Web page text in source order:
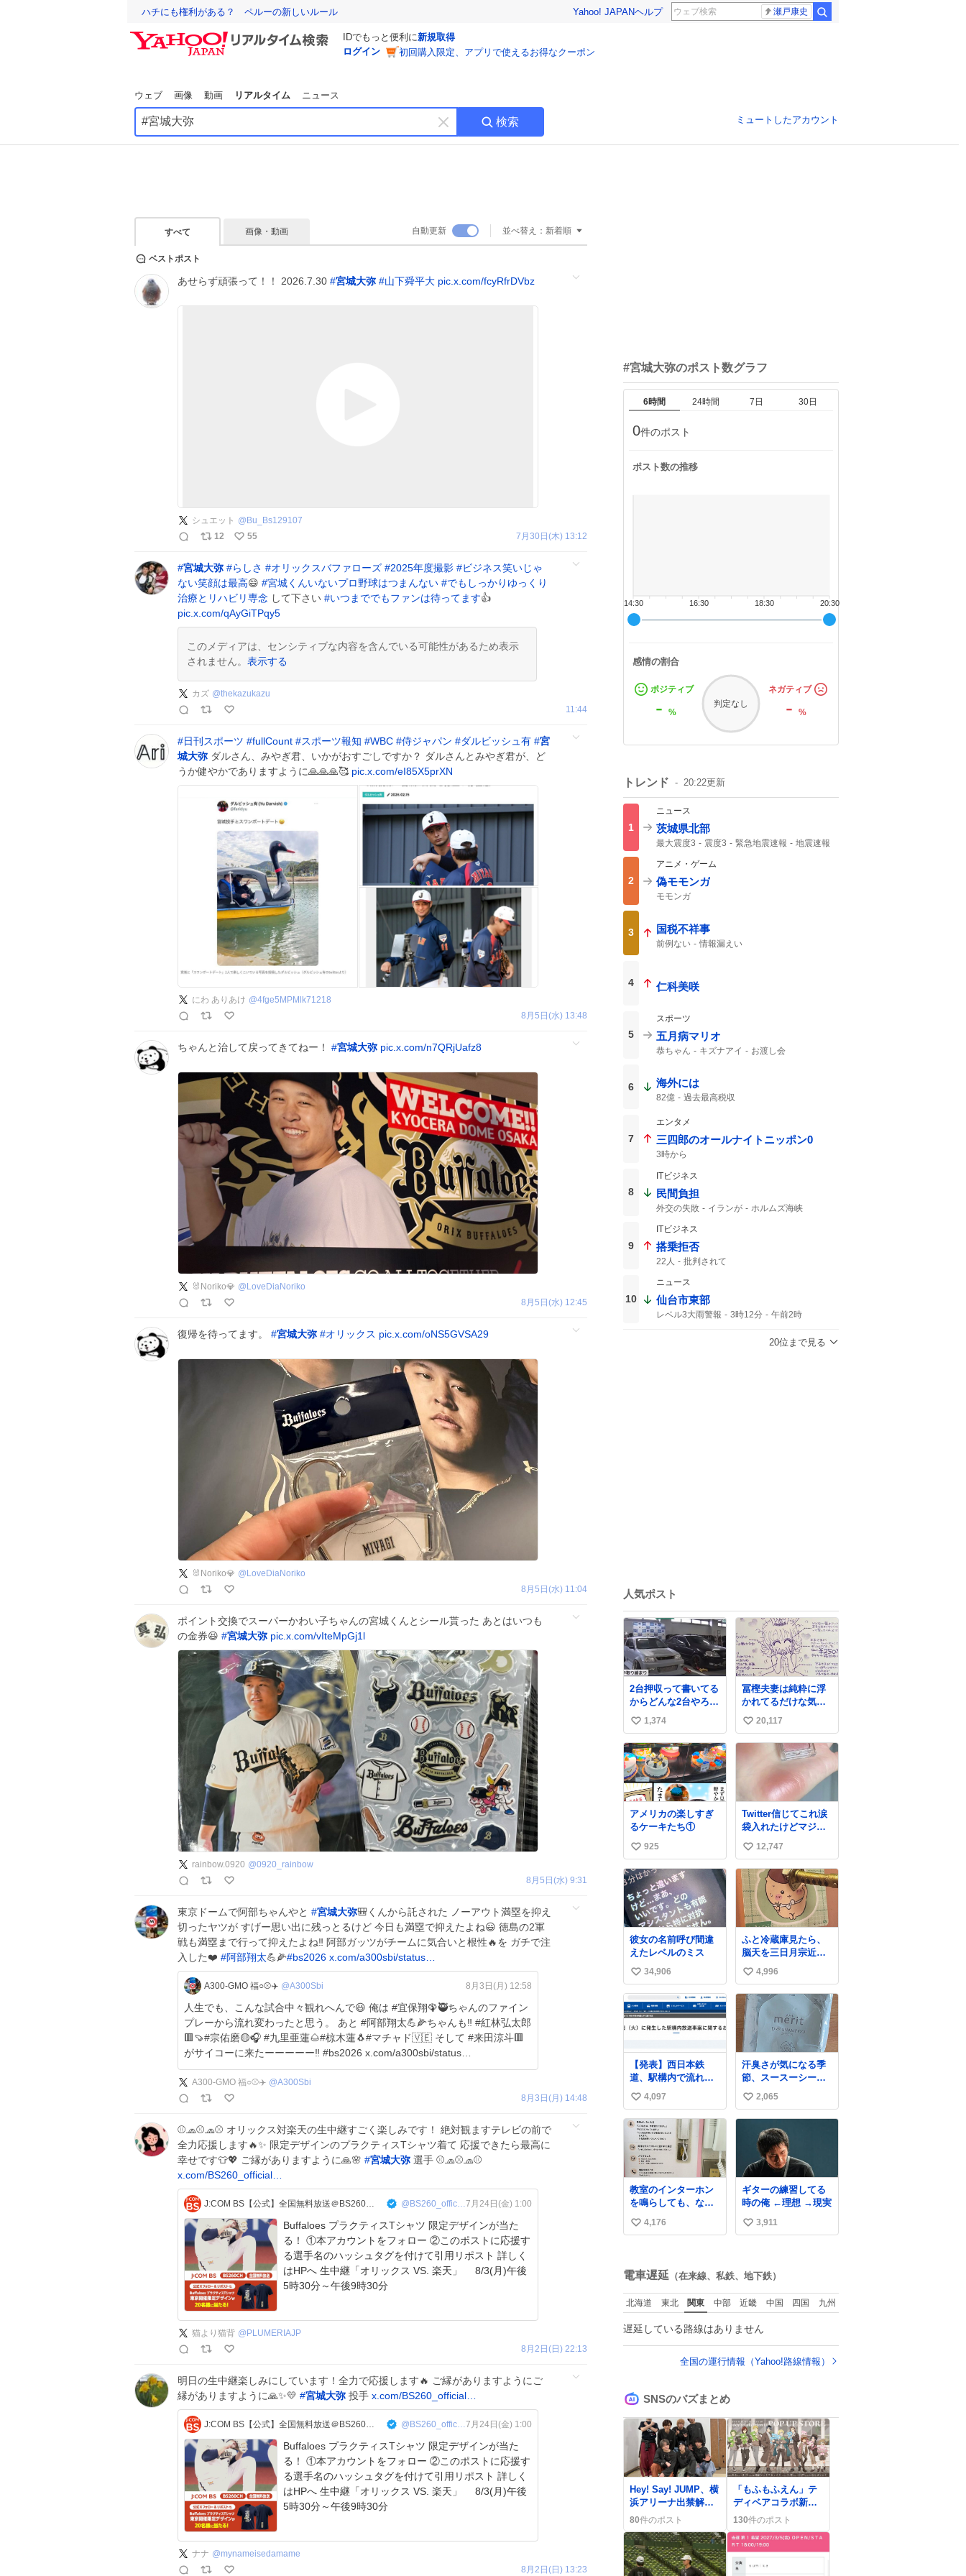
ハチにも権利がある？ ペルーの新しいルール Yahoo! JAPANヘルプ 瀬戸康史
IDでもっと便利に新規取得
ログイン
初回購入限定、アプリで使えるお得なクーポン
ウェブ 画像 動画 リアルタイム ニュース
キ
ー
す
検索 ミュートしたアカウント
すべて 画像・動画 自動更新 並べ替え： 新着順
ベストポスト
あせらず頑張って！！ 2026.7.30 #宮城大弥 #山下舜平大 pic.x.com/fcyRfrDVbz
シュエット @ Bu_Bs129107
12
55 7月30日(木) 13:12
#宮城大弥 #らしさ #オリックスバファローズ #2025年度撮影 #ビジネス笑いじゃ
ない笑顔は最高😄 #宮城くんいないプロ野球はつまんない #でもしっかりゆっくり
治療とリハビリ専念 して下さい #いつまででもファンは待ってます👍
pic.x.com/qAyGiTPqy5
このメディアは、センシティブな内容を含んでいる可能性があるため表示
されません。 表示する
カズ @thekazukazu
11:44
#日刊スポーツ #fullCount #スポーツ報知 #WBC #侍ジャパン #ダルビッシュ有 #宮
城大弥 ダルさん、みやぎ君、いかがおすごしですか？ ダルさんとみやぎ君が、ど
うか健やかでありますように🙏🙏🙏🥰 pic.x.com/eI85X5prXN
にわ ありあけ @4fge5MPMlk71218
8月5日(水) 13:48
ちゃんと治して戻ってきてねー！ #宮城大弥 pic.x.com/n7QRjUafz8
🐰Noriko💎 @ LoveDiaNoriko
8月5日(水) 12:45
復帰を待ってます。 #宮城大弥 #オリックス pic.x.com/oNS5GVSA29
🐰Noriko💎 @ LoveDiaNoriko
8月5日(水) 11:04
ポイント交換でスーパーかわい子ちゃんの宮城くんとシール貰った あとはいつも
の金券😆 #宮城大弥 pic.x.com/vIteMpGj1l
rainbow.0920 @0920_rainbow
8月5日(水) 9:31
東京ドームで阿部ちゃんやと #宮城大弥🎒くんから託された ノーアウト満塁を抑え
切ったヤツが すげー思い出に残っとるけど 今日も満塁で抑えたよね😃 徳島の2軍
戦も満塁まで行って抑えたよね‼️ 阿部ガッツがチームに気合いと根性🔥を ガチで注
入した❤️ #阿部翔太💪🌽#bs2026 x.com/a300sbi/status…
A300-GMO 福○⚾️✈️ @A300Sbi 8月3日(月) 12:58
人生でも、こんな試合中々観れへんで😃 俺は #宜保翔🦚🥷ちゃんのファイン
プレーから流れ変わったと思う。 あと #阿部翔太💪🌽ちゃんも‼️ #紅林弘太郎
🟥🍠#宗佑磨🟡🎧 #九里亜蓮🌰#椋木蓮🐧#マチャド🇻🇪 そして #来田涼斗🟥
がサイコーに来たーーーーー‼️ #bs2026 x.com/a300sbi/status…
A300-GMO 福○⚾️✈️ @A300Sbi
8月3日(月) 14:48
⚾️🧢⚾️🧢⚾️ オリックス対楽天の生中継すごく楽しみです！ 絶対観ますテレビの前で
全力応援します🔥✨ 限定デザインのプラクティスTシャツ着て 応援できたら最高に
幸せです👕💖 ご縁がありますように🙏🌸 #宮城大弥 選手 ⚾️🧢⚾️🧢⚾️
x.com/BS260_official…
J:COM BS【公式】全国無料放送＠BS260ｃｈ @BS260_official7月24日(金) 1:00
Buffaloes プラクティスTシャツ 限定デザインが当た
る！ ①本アカウントをフォロー ②このポストに応援す
る選手名のハッシュタグを付けて引用リポスト 詳しく
はHPへ 生中継「オリックス VS. 楽天」 8/3(月)午後
5時30分～午後9時30分
猫より猫背 @ PLUMERIAJP
8月2日(日) 22:13
明日の生中継楽しみにしています！全力で応援します🔥 ご縁がありますようにご
縁がありますように🙏✨💛 ​ #宮城大弥 投手 x.com/BS260_official…
J:COM BS【公式】全国無料放送＠BS260ｃｈ @BS260_official7月24日(金) 1:00
Buffaloes プラクティスTシャツ 限定デザインが当た
る！ ①本アカウントをフォロー ②このポストに応援す
る選手名のハッシュタグを付けて引用リポスト 詳しく
はHPへ 生中継「オリックス VS. 楽天」 8/3(月)午後
5時30分～午後9時30分
ナナ @mynameisedamame
8月2日(日) 13:23
#宮城大弥のポスト数グラフ
6時間 24時間 7日 30日
0件のポスト
ポスト数の推移
20:30
18:30
16:30
14:30
感情の割合
ポジティブ
- %
判定なし
ネガティブ
-%
トレンド 20:22更新
1
ニュース
茨城県北部
最大震度3 震度3 緊急地震速報
地震速報
45km
地震情報
2
アニメ・ゲーム
偽モモンガ
モモンガ
3 国税不祥事
前例ない 情報漏えい
4 仁科美咲
5
スポーツ
五月病マリオ
恭ちゃん キズナアイ お渡し会
6 海外には
82億 過去最高税収
7
エンタメ
三四郎のオールナイトニッポン0
3時から
8
ITビジネス
民間負担
外交の失敗 イランが
ホルムズ海峡
9
ITビジネス
搭乗拒否
22人 批判されて
10
ニュース
仙台市東部
レベル3大雨警報 3時12分 午前2時
20位まで見る
人気ポスト
2台押収って書いてる
からどんな2台やろ思
ったらまぁまぁへん
てこな1台押収してて
笑い止まらん
い
い
ね
数
1,374
冨樫夫妻は純粋に浮
かれてるだけな気が
するな〜 全アはここ
に自分の市場価値的
なものを上乗せする
ので、 すっぴん＆寝
起きのボサボサ頭で
も「今日も可愛い
ね」が止まらない。
放っておくと永遠に
髪撫でてきて作業進
まない()
156cm40kg、年中日
焼け止めとお友達の
私より綺麗な手やめ
てもろて とか言う
い
い
ね
20,117
アメリカの楽しすぎ
るケーキたち①
い
い
ね
数
925
Twitter信じてこれ涙
袋入れたけどマジで
盛れた…ありがと
う…
い
い
ね
数
12,747
彼女の名前呼び間違
えたレベルのミス
い
い
ね
数
34,906
ふと冷蔵庫見たら、
脳天を三日月宗近に
突き刺されてるくり
まんじゅうパイセン
が
い
い
ね
数
4,996
【発表】西日本鉄
道、駅構内で流れ
た“不適切音声”に声
明「被害届も検討」
news.livedoor.com/
article/detail… 4日に
西鉄福岡（天神）駅
および薬院駅で発生
した駅構内放送事案
について声明を公表
した。「第三者によ
って駅構内放送設備
に外部から不正に音
声が流された可能性
い
い
ね
数
4,097
汗臭さが気になる季
節、スースーシート
以外だと、これがと
にかくスッキリす
る。2年くらい前に #
生活は踊る で紹介し
たやつ。おじさんに
もおばさんにもオス
スメだ。ドラストに
売ってるぞ。ドライ
シャンプーって書い
てあるけど汗拭きシ
ートみたいなもの。
耳裏襟足首筋がんが
い
い
2,065
教室のインターホン
を鳴らしても、なか
なか誰も出ないこと
があります…。 もし
かもしれません。 そ
こで「何を話せばい
いか」が見える手引
きを用意して、安心
ようにします。 イン
ターホンの応対も大
切なコミュニケーシ
い
数
4,176
ギターの練習してる
時の俺 ←理想 →現実
い
数
3,911
電車遅延 （在来線、私鉄、地下鉄）
北海道 東北 関東 中部 近畿 中国 四国 九州
遅延している路線はありません
全国の運行情報（Yahoo!路線情報）
SNSのバズまとめ
Hey! Say! JUMP、横
浜アリーナ出禁解除
でJUMPdate!開催決
定 ファン歓喜の声
が止まらない
80件のポスト
「もふもふえん」テ
ディベアコラボ新衣
装にファン歓喜「か
わいすぎ」「最高」
130件のポスト